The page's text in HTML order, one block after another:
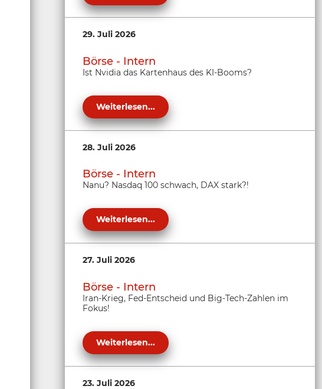
29. Juli 2026
Börse - Intern
Ist Nvidia das Kartenhaus des KI-Booms?
Weiterlesen...
28. Juli 2026
Börse - Intern
Nanu? Nasdaq 100 schwach, DAX stark?!
Weiterlesen...
27. Juli 2026
Börse - Intern
Iran-Krieg, Fed-Entscheid und Big-Tech-Zahlen im
Fokus!
Weiterlesen...
23. Juli 2026